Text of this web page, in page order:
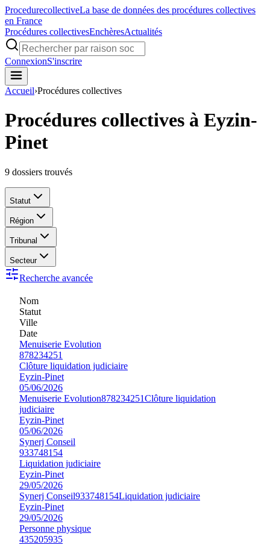
ProcedurecollectiveLa base de données des procédures collectives
en France
Procédures collectivesEnchèresActualités
ConnexionS'inscrire
Accueil›Procédures collectives
Procédures collectives à Eyzin-
Pinet
9 dossiers trouvés
Statut
Région
Tribunal
Secteur
Recherche avancée
Nom
Statut
Ville
Date
Menuiserie Evolution
878234251
Clôture liquidation judiciaire
Eyzin-Pinet
05/06/2026
Menuiserie Evolution878234251Clôture liquidation
judiciaire
Eyzin-Pinet
05/06/2026
Synerj Conseil
933748154
Liquidation judiciaire
Eyzin-Pinet
29/05/2026
Synerj Conseil933748154Liquidation judiciaire
Eyzin-Pinet
29/05/2026
Personne physique
435205935